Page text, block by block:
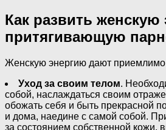
Как развить женскую
притягивающую
Женскую энергию дают приемлимо
Уход за своим телом.
собой, наслаждаться своим
обожать себя и быть прекрасной
и дома, наедине с самой собой.
за состоянием собственной кожи,